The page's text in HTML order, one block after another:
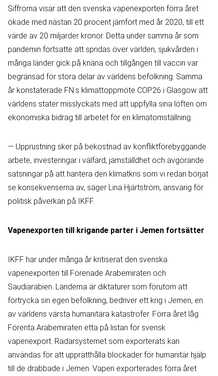
Siffrorna visar att den svenska vapenexporten förra året
ökade med nästan 20 procent jämfört med år 2020, till ett
värde av 20 miljarder kronor. Detta under samma år som
pandemin fortsatte att spridas över världen, sjukvården i
många länder gick på knäna och tillgången till vaccin var
begränsad för stora delar av världens befolkning. Samma
år konstaterade FN:s klimattoppmöte COP26 i Glasgow att
världens stater misslyckats med att uppfylla sina löften om
ekonomiska bidrag till arbetet för en klimatomställning.
— Upprustning sker på bekostnad av konfliktförebyggande
arbete, investeringar i välfärd, jämställdhet och avgörande
satsningar på att hantera den klimatkris som vi redan börjat
se konsekvenserna av, säger Lina Hjärtström, ansvarig för
politisk påverkan på IKFF.
Vapenexporten till krigande parter i Jemen fortsätter
IKFF har under många år kritiserat den svenska
vapenexporten till Förenade Arabemiraten och
Saudiarabien. Länderna är diktaturer som förutom att
förtrycka sin egen befolkning, bedriver ett krig i Jemen, en
av världens värsta humanitära katastrofer. Förra året låg
Förenta Arabemiraten etta på listan för svensk
vapenexport. Radarsystemet som exporterats kan
användas för att upprätthålla blockader för humanitär hjälp
till de drabbade i Jemen. Vapen exporterades förra året